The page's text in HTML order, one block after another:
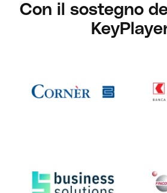
Con il sostegno